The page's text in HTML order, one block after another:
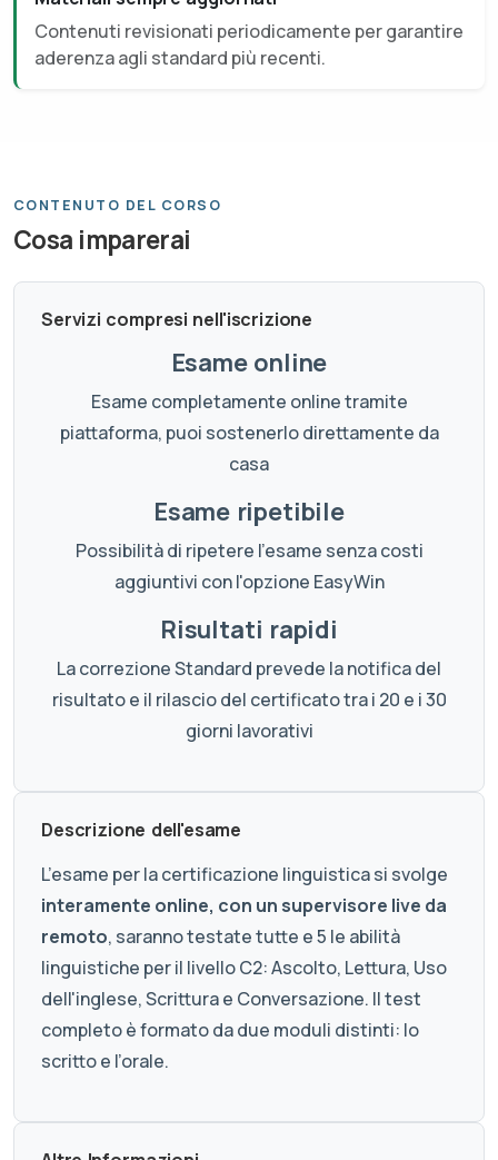
Contenuti revisionati periodicamente per garantire
aderenza agli standard più recenti.
CONTENUTO DEL CORSO
Cosa imparerai
Servizi compresi nell'iscrizione
Esame online
Esame completamente online tramite
piattaforma, puoi sostenerlo direttamente da
casa
Esame ripetibile
Possibilità di ripetere l'esame senza costi
aggiuntivi con l'opzione EasyWin
Risultati rapidi
La correzione Standard prevede la notifica del
risultato e il rilascio del certificato tra i 20 e i 30
giorni lavorativi
Descrizione dell'esame
L’esame per la certificazione linguistica si svolge
interamente online, con un supervisore live da
remoto, saranno testate tutte e 5 le abilità
linguistiche per il livello C2: Ascolto, Lettura, Uso
dell'inglese, Scrittura e Conversazione. Il test
completo è formato da due moduli distinti: lo
scritto e l’orale.